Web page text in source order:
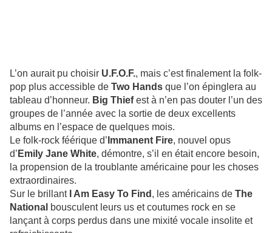
L’on aurait pu choisir U.F.O.F., mais c’est finalement la folk-
pop plus accessible de Two Hands que l’on épinglera au
tableau d’honneur. Big Thiefest à n’en pas douter l’un des
groupes de l’année avec la sortie de deux excellents
albums en l’espace de quelques mois.
Le folk-rock féérique d’ Immanent Fire, nouvel opus
d’ Emily Jane White, démontre, s’il en était encore besoin,
la propension de la troublante américaine pour les choses
extraordinaires.
Sur le brillant
I Am Easy To Find , les américains de The
National bousculent leurs us et coutumes rock en se
lançant à corps perdus dans une mixité vocale insolite et